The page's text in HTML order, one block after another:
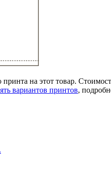
принта на этот товар.
вариантов принтов,